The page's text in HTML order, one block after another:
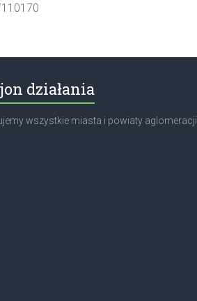
działania
wszystkie miasta i powiaty aglomeracji